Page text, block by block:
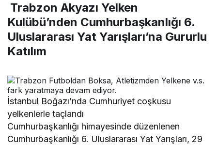
Trabzon Akyazı Yelken
Kulübü’nden Cumhurbaşkanlığı 6.
Uluslararası Yat Yarışları’na Gururlu
Katılım
İstanbul Boğazı’nda Cumhuriyet coşkusu
yelkenlerle taçlandı
Cumhurbaşkanlığı himayesinde düzenlenen
Cumhurbaşkanlığı 6. Uluslararası Yat Yarışları, 29